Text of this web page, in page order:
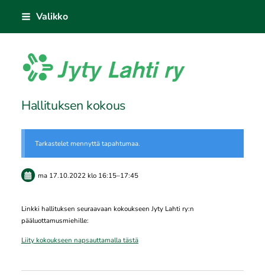
sisältöön
Valikko
Jyty Lahti ry
Hallituksen kokous
Tarkastelet mennyttä tapahtumaa.
ma 17.10.2022klo 16:15–17:45
Linkki hallituksen seuraavaan kokoukseen Jyty Lahti ry:n
pääluottamusmiehille:
Liity kokoukseen napsauttamalla tästä